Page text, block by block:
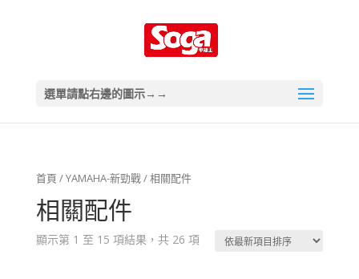
選單請點右邊的圖示→→
首頁 /YAMAHA-新勁戰/ 相關配件
相關配件
顯示第 1 至 15 項結果，共 26 項